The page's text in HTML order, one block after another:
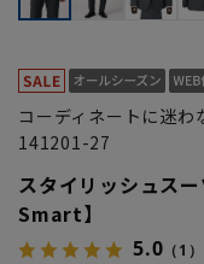
コーディネートに迷わ
141201-27
スタイリッシュス
Smart】
5.0 （1）